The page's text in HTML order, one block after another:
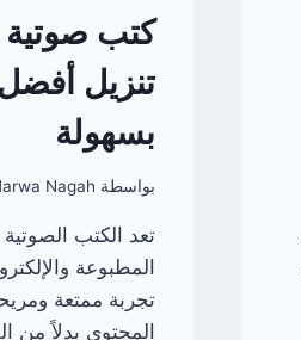
كتب صوتية
تنزيل
بسهولة
بواسطة Nagah
تعد الكتب الصوتية
المطبوعة
تجربة ممتعة
المحتوى بدلاً من